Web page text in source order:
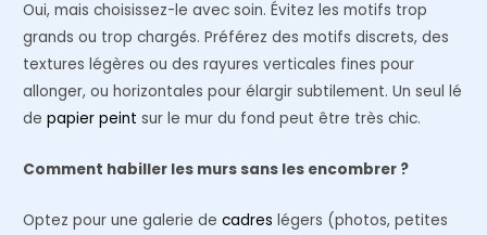
Oui, mais choisissez-le avec soin. Évitez les motifs trop
grands ou trop chargés. Préférez des motifs discrets, des
textures légères ou des rayures verticales fines pour
allonger, ou horizontales pour élargir subtilement. Un seul lé
depapier peint sur le mur du fond peut être très chic.
Comment habiller les murs sans les encombrer ?
Optez pour une galerie decadres légers (photos, petites